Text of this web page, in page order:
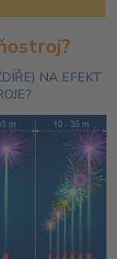
NA EFEKT